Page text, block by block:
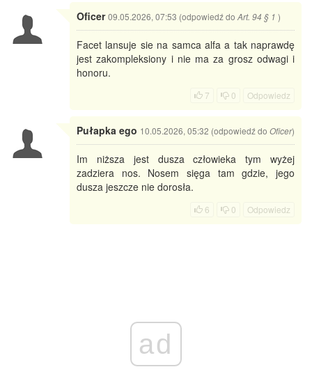
Oficer 09.05.2026, 07:53 (odpowiedź do Art. 94 § 1 )
Facet lansuje sie na samca alfa a tak naprawdę
jest zakompleksiony i nie ma za grosz odwagi i
honoru.
7 0 Odpowiedz
Pułapka ego 10.05.2026, 05:32 (odpowiedź do Oficer)
Im niższa jest dusza człowieka tym wyżej
zadziera nos. Nosem sięga tam gdzie, jego
dusza jeszcze nie dorosła.
6 0 Odpowiedz
ad